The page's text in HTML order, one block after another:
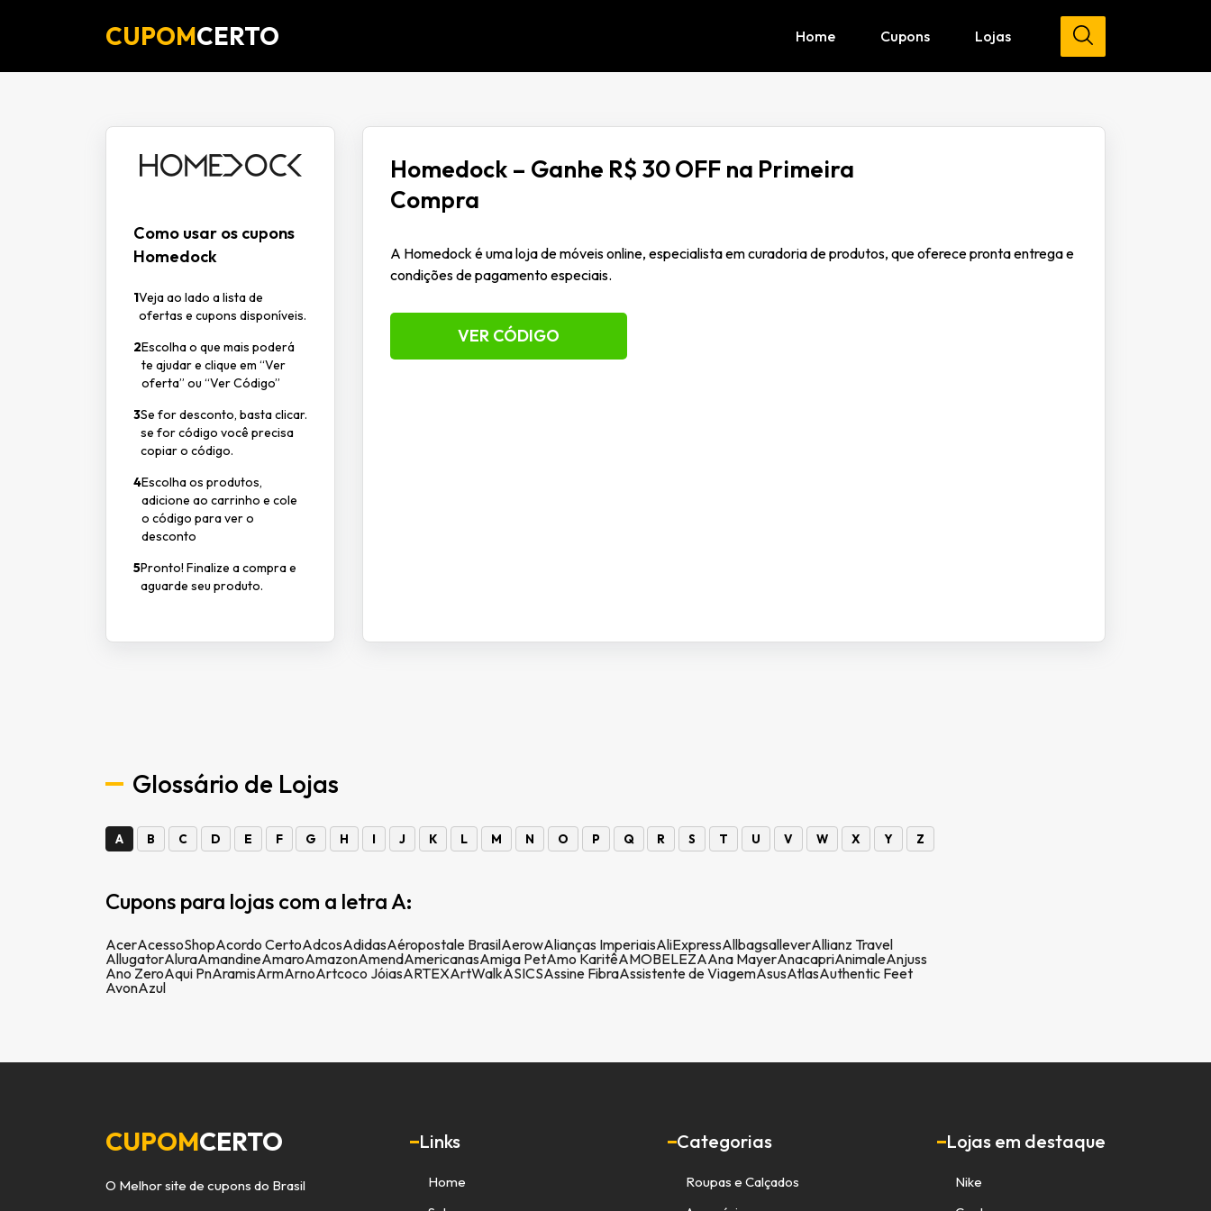
CUPOMCERTO Home Cupons Lojas
Como usar os cupons
Homedock
1Veja ao lado a lista de
ofertas e cupons disponíveis.
2Escolha o que mais poderá
te ajudar e clique em “Ver
oferta” ou “Ver Código”
3Se for desconto, basta clicar.
se for código você precisa
copiar o código.
4Escolha os produtos,
adicione ao carrinho e cole
o código para ver o
desconto
5Pronto! Finalize a compra e
aguarde seu produto.
Homedock – Ganhe R$ 30 OFF na Primeira
Compra
A Homedock é uma loja de móveis online, especialista em curadoria de produtos, que oferece pronta entrega e
condições de pagamento especiais.
VER CÓDIGO
Glossário de Lojas
A B C D E F G H I J K L M N O P Q R S T U V W X Y Z
Cupons para lojas com a letra A:
AcerAcessoShopAcordo CertoAdcosAdidasAéropostale BrasilAerowAlianças ImperiaisAliExpressAllbagsalleverAllianz Travel
AllugatorAluraAmandineAmaroAmazonAmendAmericanasAmiga PetAmo KaritêAMOBELEZAAna MayerAnacapriAnimaleAnjuss
Ano ZeroAqui PnAramisArmArnoArtcoco JóiasARTEXArtWalkASICSAssine FibraAssistente de ViagemAsusAtlasAuthentic Feet
AvonAzul
CUPOMCERTO
O Melhor site de cupons do Brasil
Links
Home
Categorias
Roupas e Calçados
Lojas em destaque
Nike